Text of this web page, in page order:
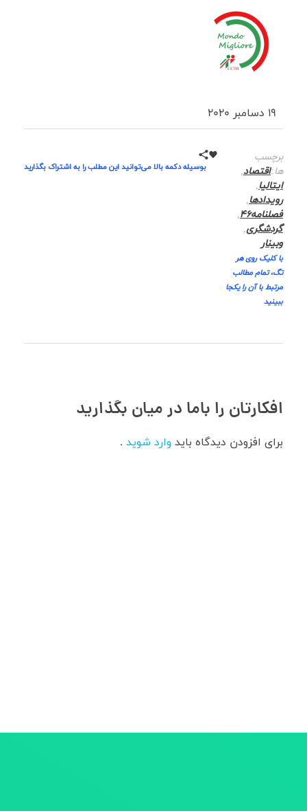
19 دسامبر 2020
برچسب
ها:اقتصاد,
ایتالیا,
رویدادها,
فصلنامه46
,
گردشگری,
وبینار
با کلیک روی هر
تگ، تمام مطالب
مرتبط با آن را یکجا
ببینید
بوسیله دکمه بالا می‌توانید این مطلب را به اشتراک بگذارید
افکارتان را باما در میان بگذارید
برای افزودن دیدگاه باید وارد شوید .